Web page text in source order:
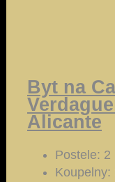
Byt na
Alicante
Postele: 2
Koupelny: